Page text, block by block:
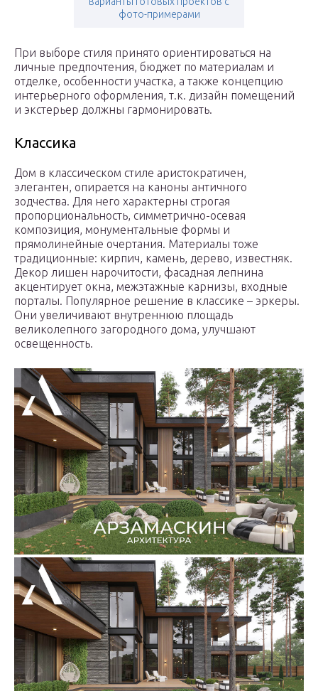
фото-примерами
При выборе стиля принято ориентироваться на
личные предпочтения, бюджет по материалам и
отделке, особенности участка, а также концепцию
интерьерного оформления, т.к. дизайн помещений
и экстерьер должны гармонировать.
Классика
Дом в классическом стиле аристократичен,
элегантен, опирается на каноны античного
зодчества. Для него характерны строгая
пропорциональность, симметрично-осевая
композиция, монументальные формы и
прямолинейные очертания. Материалы тоже
традиционные: кирпич, камень, дерево, известняк.
Декор лишен нарочитости, фасадная лепнина
акцентирует окна, межэтажные карнизы, входные
порталы. Популярное решение в классике – эркеры.
Они увеличивают внутреннюю площадь
великолепного загородного дома, улучшают
освещенность.